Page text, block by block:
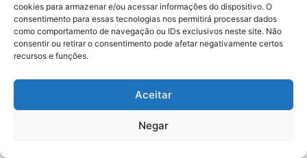
cookies para armazenar e/ou acessar informações do dispositivo. O
consentimento para essas tecnologias nos permitirá processar dados
como comportamento de navegação ou IDs exclusivos neste site. Não
consentir ou retirar o consentimento pode afetar negativamente certos
recursos e funções.
Aceitar
Negar